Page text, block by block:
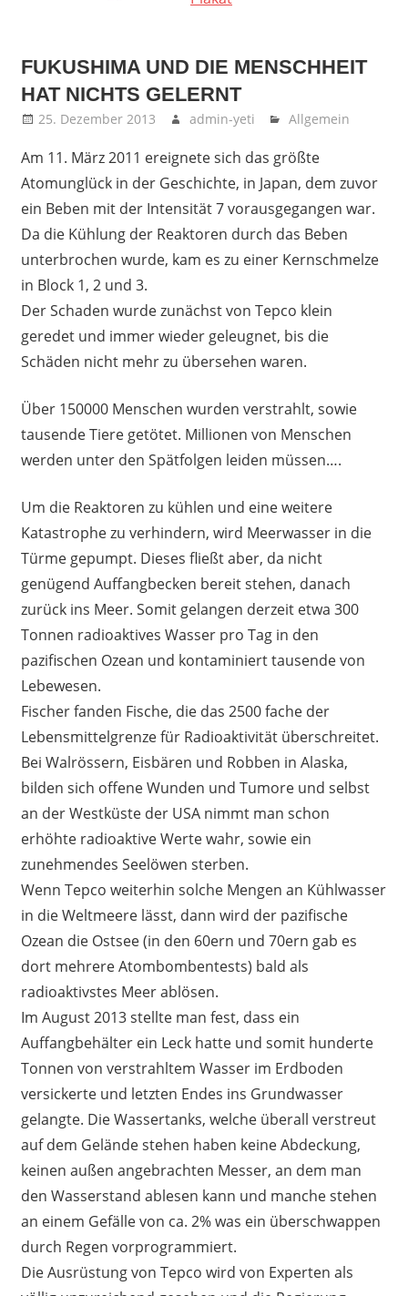
FUKUSHIMA UND DIE MENSCHHEIT
HAT NICHTS GELERNT
25. Dezember 2013 admin-yeti Allgemein
Am 11. März 2011 ereignete sich das größte
Atomunglück in der Geschichte, in Japan, dem zuvor
ein Beben mit der Intensität 7 vorausgegangen war.
Da die Kühlung der Reaktoren durch das Beben
unterbrochen wurde, kam es zu einer Kernschmelze
in Block 1, 2 und 3.
Der Schaden wurde zunächst von Tepco klein
geredet und immer wieder geleugnet, bis die
Schäden nicht mehr zu übersehen waren.
Über 150000 Menschen wurden verstrahlt, sowie
tausende Tiere getötet. Millionen von Menschen
werden unter den Spätfolgen leiden müssen….
Um die Reaktoren zu kühlen und eine weitere
Katastrophe zu verhindern, wird Meerwasser in die
Türme gepumpt. Dieses fließt aber, da nicht
genügend Auffangbecken bereit stehen, danach
zurück ins Meer. Somit gelangen derzeit etwa 300
Tonnen radioaktives Wasser pro Tag in den
pazifischen Ozean und kontaminiert tausende von
Lebewesen.
Fischer fanden Fische, die das 2500 fache der
Lebensmittelgrenze für Radioaktivität überschreitet.
Bei Walrössern, Eisbären und Robben in Alaska,
bilden sich offene Wunden und Tumore und selbst
an der Westküste der USA nimmt man schon
erhöhte radioaktive Werte wahr, sowie ein
zunehmendes Seelöwen sterben.
Wenn Tepco weiterhin solche Mengen an Kühlwasser
in die Weltmeere lässt, dann wird der pazifische
Ozean die Ostsee (in den 60ern und 70ern gab es
dort mehrere Atombombentests) bald als
radioaktivstes Meer ablösen.
Im August 2013 stellte man fest, dass ein
Auffangbehälter ein Leck hatte und somit hunderte
Tonnen von verstrahltem Wasser im Erdboden
versickerte und letzten Endes ins Grundwasser
gelangte. Die Wassertanks, welche überall verstreut
auf dem Gelände stehen haben keine Abdeckung,
keinen außen angebrachten Messer, an dem man
den Wasserstand ablesen kann und manche stehen
an einem Gefälle von ca. 2% was ein überschwappen
durch Regen vorprogrammiert.
Die Ausrüstung von Tepco wird von Experten als